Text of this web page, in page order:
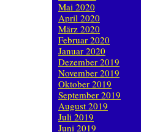
Mai 2020
April 2020
März 2020
Februar 2020
Januar 2020
Dezember 2019
November 2019
Oktober 2019
September 2019
August 2019
Juli 2019
Juni 2019